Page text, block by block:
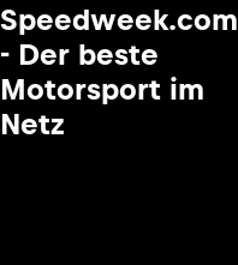
Speedweek.com
- Der beste
Motorsport im
Netz